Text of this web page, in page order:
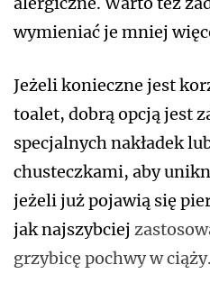
wymieniać je mniej
Jeżeli konieczne jest
toalet, dobrą opcją jest
specjalnych nakładek
chusteczkami, aby
jeżeli już pojawią się
jak najszybciej
grzybicę pochwy w ciąży.